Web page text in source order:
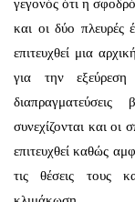
γεγονός ότι η
και οι δύο πλευρές
επιτευχθεί μια
για την
συνεχίζονται και οι
επιτευχθεί καθώς
τις θέσεις τους